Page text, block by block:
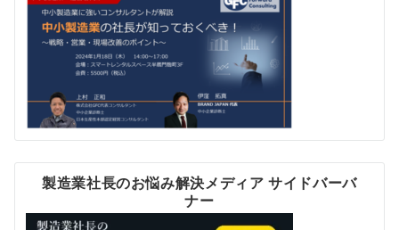
製造業社長のお悩み解決メディア サイドバーバ
ナー